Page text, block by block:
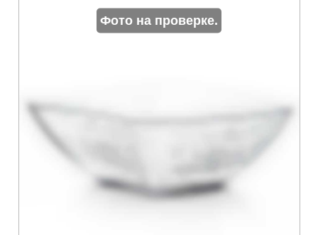
Фото на проверке.